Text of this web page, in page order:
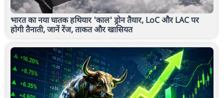
भारत का नया घातक हथियार 'काल' ड्रोन तैयार, LoC और LAC पर
होगी तैनाती, जानें रेंज, ताकत और खासियत